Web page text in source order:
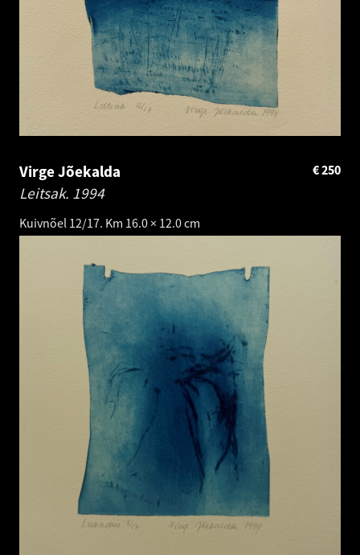
Virge Jõekalda
Leitsak. 1994
Kuivnõel 12/17. Km 16.0 × 12.0 cm
250
€